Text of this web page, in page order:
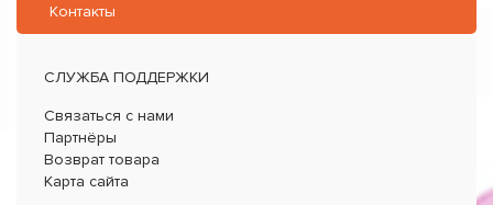
Контакты
СЛУЖБА ПОДДЕРЖКИ
Связаться с нами
Партнёры
Возврат товара
Карта сайта